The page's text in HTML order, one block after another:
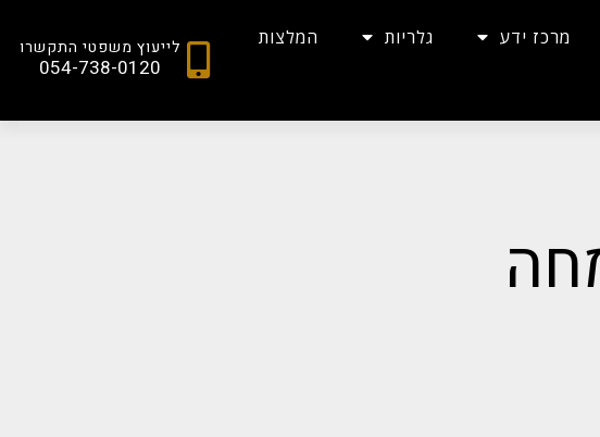
מרכז ידע גלריות
המלצות
לייעוץ משפטי התקשרו
054-738-0120